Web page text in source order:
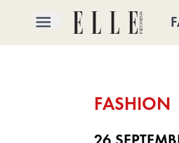
FASHION